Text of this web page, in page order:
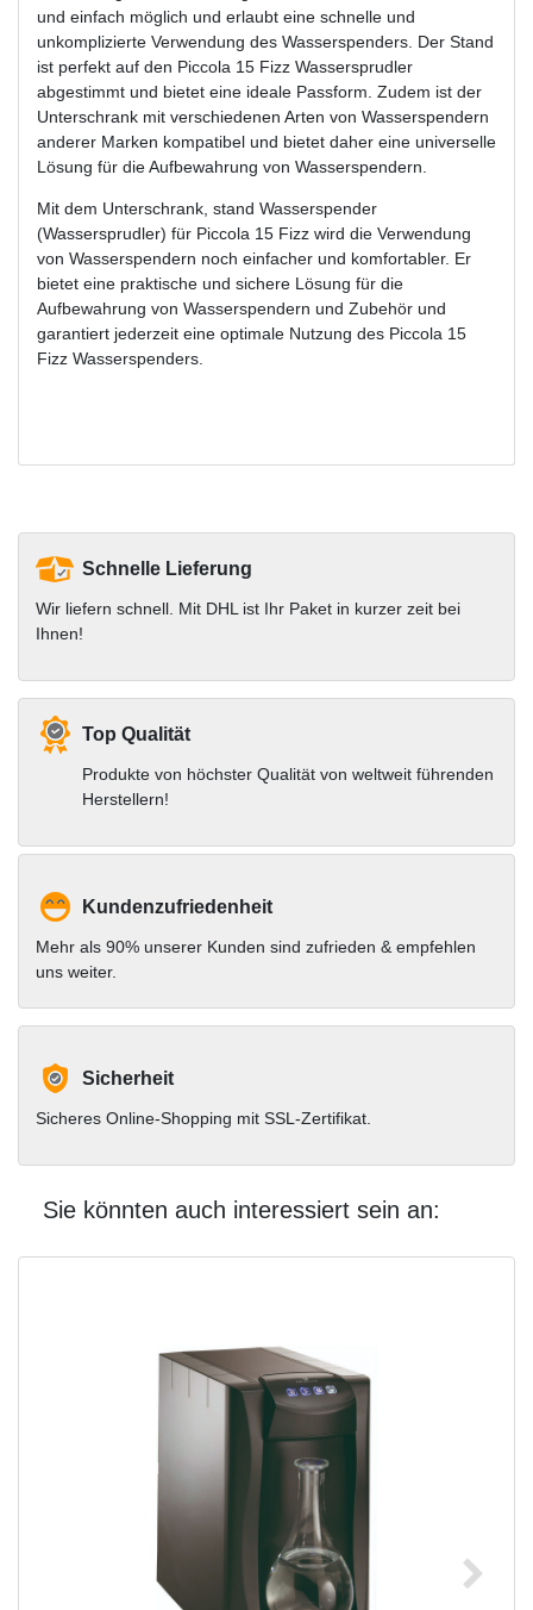
und einfach möglich und erlaubt eine schnelle und
unkomplizierte Verwendung des Wasserspenders. Der Stand
ist perfekt auf den Piccola 15 Fizz Wassersprudler
abgestimmt und bietet eine ideale Passform. Zudem ist der
Unterschrank mit verschiedenen Arten von Wasserspendern
anderer Marken kompatibel und bietet daher eine universelle
Lösung für die Aufbewahrung von Wasserspendern.
Mit dem Unterschrank, stand Wasserspender
(Wassersprudler) für Piccola 15 Fizz wird die Verwendung
von Wasserspendern noch einfacher und komfortabler. Er
bietet eine praktische und sichere Lösung für die
Aufbewahrung von Wasserspendern und Zubehör und
garantiert jederzeit eine optimale Nutzung des Piccola 15
Fizz Wasserspenders.
Schnelle Lieferung
Wir liefern schnell. Mit DHL ist Ihr Paket in kurzer zeit bei
Ihnen!
Top Qualität
Produkte von höchster Qualität von weltweit führenden
Herstellern!
Kundenzufriedenheit
Mehr als 90% unserer Kunden sind zufrieden & empfehlen
uns weiter.
Sicherheit
Sicheres Online-Shopping mit SSL-Zertifikat.
Sie könnten auch interessiert sein an: